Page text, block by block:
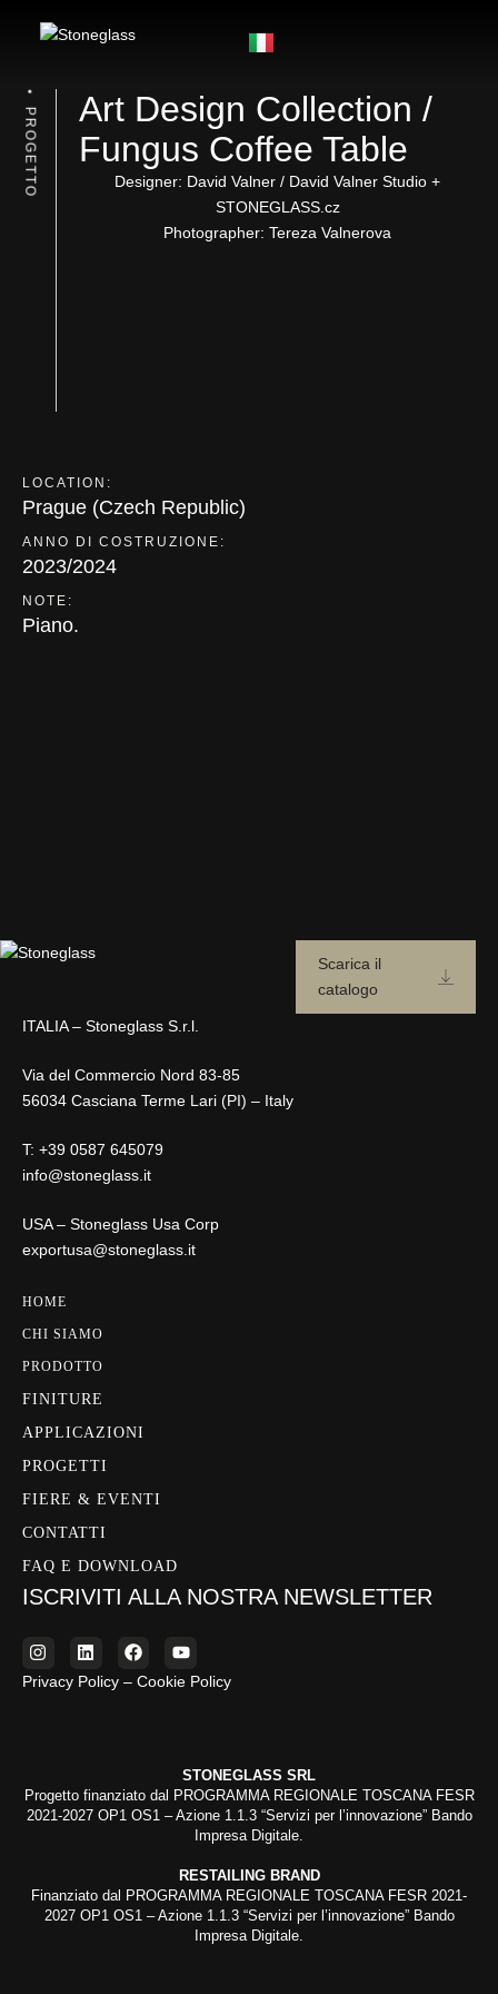
PROGETTO
Art Design Collection /
Fungus Coffee Table
Designer: David Valner / David Valner Studio +
STONEGLASS.cz
Photographer: Tereza Valnerova
LOCATION:
Prague (Czech Republic)
ANNO DI COSTRUZIONE:
2023/2024
NOTE:
Piano.
Scarica il
catalogo
ITALIA – Stoneglass S.r.l.
Via del Commercio Nord 83-85
56034 Casciana Terme Lari (PI) – Italy
T: +39 0587 645079
info@stoneglass.it
USA – Stoneglass Usa Corp
exportusa@stoneglass.it
HOME
CHI SIAMO
PRODOTTO
FINITURE
APPLICAZIONI
PROGETTI
FIERE & EVENTI
CONTATTI
FAQ E DOWNLOAD
ISCRIVITI ALLA NOSTRA NEWSLETTER
Privacy Policy – Cookie Policy
STONEGLASS SRL
Progetto finanziato dal PROGRAMMA REGIONALE TOSCANA FESR
2021-2027 OP1 OS1 – Azione 1.1.3 “Servizi per l’innovazione” Bando
Impresa Digitale.
RESTAILING BRAND
Finanziato dal PROGRAMMA REGIONALE TOSCANA FESR 2021-
2027 OP1 OS1 – Azione 1.1.3 “Servizi per l’innovazione” Bando
Impresa Digitale.